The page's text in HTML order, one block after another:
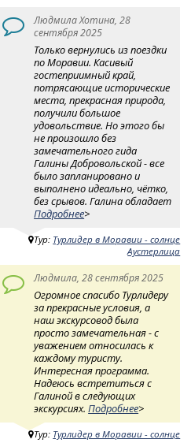
Людмила Хотина, 28
сентября 2025
Только вернулись из поездки
по Моравии. Касивый
гостеприимный край,
потрясающие исторические
места, прекрасная природа,
получили большое
удовольствие. Но этого бы
не произошло без
замечательного гида
Галины Добровольской - все
было запланировано и
выполнено идеально, чётко,
без срывов. Галина обладает
Подробнее>
Тур: Турлидер в Моравии - солнце
Аустерлица
Людмила, 28 сентября 2025
Огромное спасибо Турлидеру
за прекрасные условия, а
наш экскурсовод была
просто замечательная - с
уважением относилась к
каждому туристу.
Интересная программа.
Надеюсь встретиться с
Галиной в следующих
экскурсиях.Подробнее>
Тур: Турлидер в Моравии - солнце